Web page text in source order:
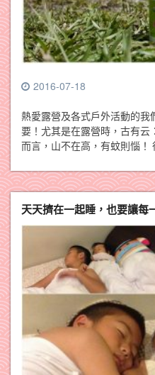
2016-07-18
熱愛露營及各式戶外活動的我
要！尤其是在露營時，古有云
而言，山不在高，有蚊則惱！
天天擠在一起睡，也要讓每